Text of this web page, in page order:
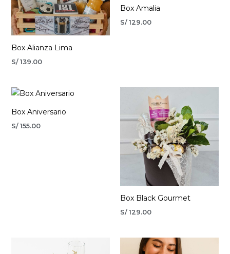
Box Alianza Lima
S/139.00
Box Amalia
S/ 129.00
Box Aniversario
S/155.00
Box Black Gourmet
S/ 129.00